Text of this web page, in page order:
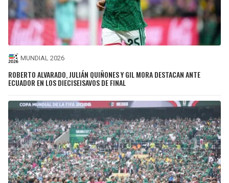
MUNDIAL 2026
ROBERTO ALVARADO, JULIÁN QUIÑONES Y GIL MORA DESTACAN ANTE
ECUADOR EN LOS DIECISEISAVOS DE FINAL